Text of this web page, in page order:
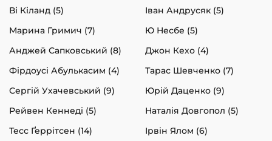
Ві Кіланд (5)
Іван Андрусяк (5)
Марина Гримич (7)
Ю Несбе (5)
Анджей Сапковський (8)
Джон Кехо (4)
Фірдоусі Абулькасим (4)
Тарас Шевченко (7)
Сергій Ухачевський (9)
Юрій Даценко (9)
Рейвен Кеннеді (5)
Наталія Довгопол (5)
Тесс Ґеррітсен (14)
Ірвін Ялом (6)